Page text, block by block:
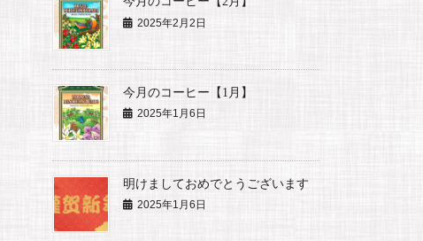
2025年2月2日
今月のコーヒー【1月】
2025年1月6日
明けましておめでとうございます
2025年1月6日